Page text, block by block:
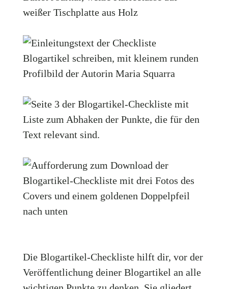
Die Blogartikel-Checkliste hilft dir, vor der
Veröffentlichung deiner Blogartikel an alle